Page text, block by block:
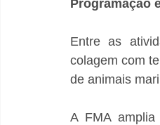
Programação
Entre as
colagem com
de animais
A FMA amplia